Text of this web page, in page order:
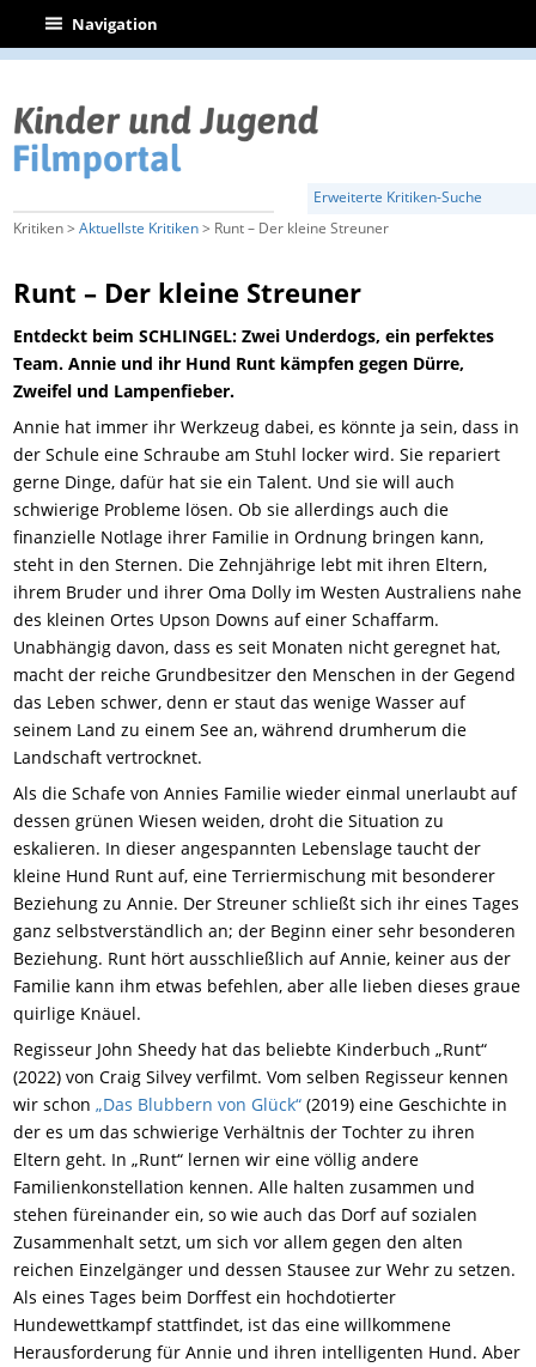
| Navigation
Erweiterte Kritiken-Suche
Kritiken >Aktuellste Kritiken> Runt – Der kleine Streuner
Runt – Der kleine Streuner
Entdeckt beim SCHLINGEL: Zwei Underdogs, ein perfektes
Team. Annie und ihr Hund Runt kämpfen gegen Dürre,
Zweifel und Lampenfieber.
Annie hat immer ihr Werkzeug dabei, es könnte ja sein, dass in
der Schule eine Schraube am Stuhl locker wird. Sie repariert
gerne Dinge, dafür hat sie ein Talent. Und sie will auch
schwierige Probleme lösen. Ob sie allerdings auch die
finanzielle Notlage ihrer Familie in Ordnung bringen kann,
steht in den Sternen. Die Zehnjährige lebt mit ihren Eltern,
ihrem Bruder und ihrer Oma Dolly im Westen Australiens nahe
des kleinen Ortes Upson Downs auf einer Schaffarm.
Unabhängig davon, dass es seit Monaten nicht geregnet hat,
macht der reiche Grundbesitzer den Menschen in der Gegend
das Leben schwer, denn er staut das wenige Wasser auf
seinem Land zu einem See an, während drumherum die
Landschaft vertrocknet.
Als die Schafe von Annies Familie wieder einmal unerlaubt auf
dessen grünen Wiesen weiden, droht die Situation zu
eskalieren. In dieser angespannten Lebenslage taucht der
kleine Hund Runt auf, eine Terriermischung mit besonderer
Beziehung zu Annie. Der Streuner schließt sich ihr eines Tages
ganz selbstverständlich an; der Beginn einer sehr besonderen
Beziehung. Runt hört ausschließlich auf Annie, keiner aus der
Familie kann ihm etwas befehlen, aber alle lieben dieses graue
quirlige Knäuel.
Regisseur John Sheedy hat das beliebte Kinderbuch „Runt“
(2022) von Craig Silvey verfilmt. Vom selben Regisseur kennen
wir schon„Das Blubbern von Glück“ (2019) eine Geschichte in
der es um das schwierige Verhältnis der Tochter zu ihren
Eltern geht. In „Runt“ lernen wir eine völlig andere
Familienkonstellation kennen. Alle halten zusammen und
stehen füreinander ein, so wie auch das Dorf auf sozialen
Zusammenhalt setzt, um sich vor allem gegen den alten
reichen Einzelgänger und dessen Stausee zur Wehr zu setzen.
Als eines Tages beim Dorffest ein hochdotierter
Hundewettkampf stattfindet, ist das eine willkommene
Herausforderung für Annie und ihren intelligenten Hund. Aber